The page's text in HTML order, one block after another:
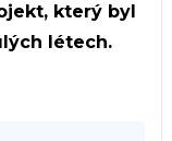
který byl
létech.